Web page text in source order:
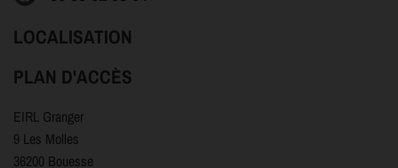
LOCALISATION
PLAN D'ACCÈS
EIRL Granger
9 Les Molles
36200 Bouesse